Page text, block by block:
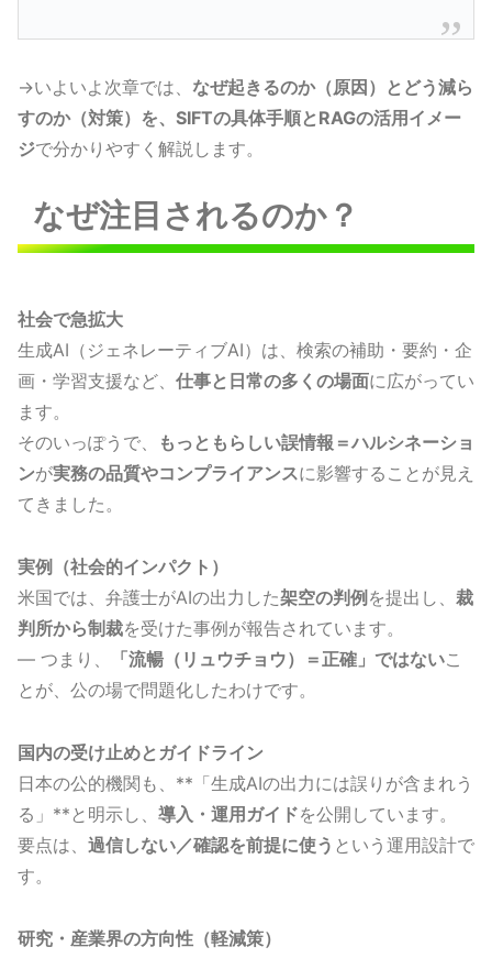
→いよいよ次章では、 なぜ起きるのか（原因）とどう減ら
すのか（対策）を、SIFTの具体手順とRAGの活用イメー
ジで分かりやすく解説します。
なぜ注目されるのか？
社会で急拡大
生成AI（ジェネレーティブAI）は、検索の補助・要約・企
画・学習支援など、 仕事と日常の多くの場面に広がってい
ます。
そのいっぽうで、
もっともらしい誤情報＝ハルシネーショ
ンが実務の品質やコンプライアンスに影響することが見え
てきました。
実例（社会的インパクト）
米国では、弁護士がAIの出力した架空の判例を提出し、 裁
判所から制裁を受けた事例が報告されています。
— つまり、
「流暢（リュウチョウ）＝正確」ではないこ
とが、公の場で問題化したわけです。
国内の受け止めとガイドライン
日本の公的機関も、**「生成AIの出力には誤りが含まれう
る」**と明示し、 導入・運用ガイドを公開しています。
要点は、 過信しない／確認を前提に使う という運用設計で
す。
研究・産業界の方向性（軽減策）